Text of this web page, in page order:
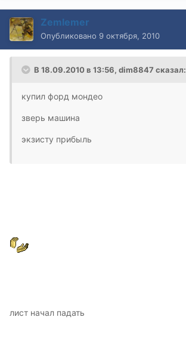
Zemlemer
Опубликовано 9 октября, 2010
В 18.09.2010 в 13:56, dim8847 сказал:
купил форд мондео
зверь машина
экзисту прибыль
лист начал падать